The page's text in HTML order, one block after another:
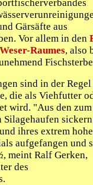
Gärsäfte aus
Vor allem in den
Raumes, also
sind in der
die als Viehfutter
wird. "Aus den
Silagehaufen
ihres extrem
aufgefangen und
meint Ralf Gerken,
des